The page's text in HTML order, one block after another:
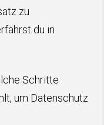
zu
du in
Schritte
um Datenschutz